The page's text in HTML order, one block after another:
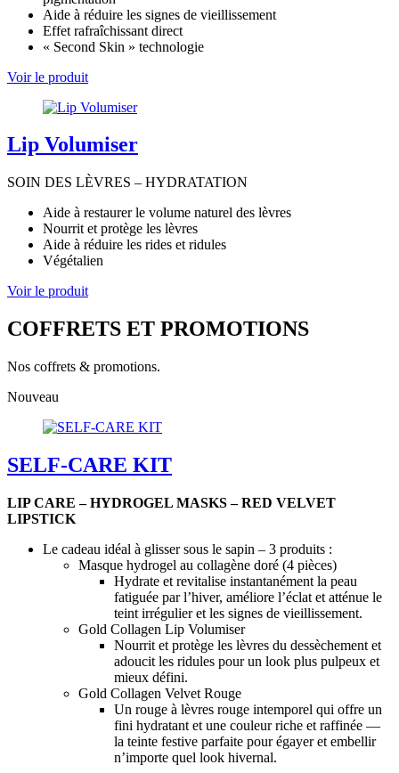
Aide à réduire les signes de vieillissement
Effet rafraîchissant direct
« Second Skin » technologie
Voir le produit
Lip Volumiser
SOIN DES LÈVRES – HYDRATATION
Aide à restaurer le volume naturel des lèvres
Nourrit et protège les lèvres
Aide à réduire les rides et ridules
Végétalien
Voir le produit
COFFRETS ET PROMOTIONS
Nos coffrets & promotions.
Nouveau
SELF-CARE KIT
LIP CARE – HYDROGEL MASKS – RED VELVET
LIPSTICK
Le cadeau idéal à glisser sous le sapin – 3 produits :
Masque hydrogel au collagène doré (4 pièces)
Hydrate et revitalise instantanément la peau
fatiguée par l’hiver, améliore l’éclat et atténue le
teint irrégulier et les signes de vieillissement.
Gold Collagen Lip Volumiser
Nourrit et protège les lèvres du dessèchement et
adoucit les ridules pour un look plus pulpeux et
mieux défini.
Gold Collagen Velvet Rouge
Un rouge à lèvres rouge intemporel qui offre un
fini hydratant et une couleur riche et raffinée —
la teinte festive parfaite pour égayer et embellir
n’importe quel look hivernal.